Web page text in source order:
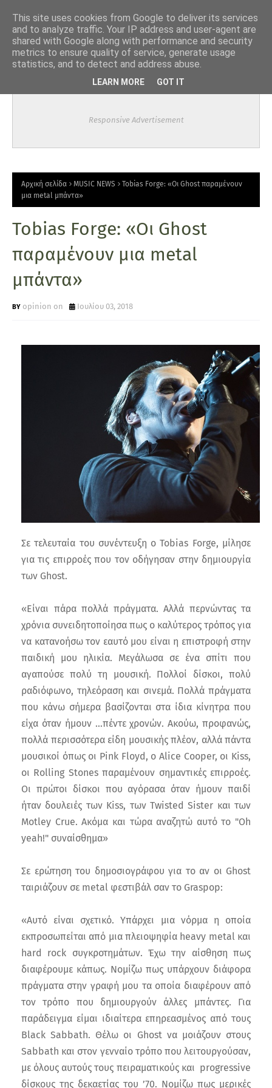
Responsive Advertisement
Αρχική σελίδα MUSIC NEWS
Tobias Forge: «Οι Ghost παραμένουν
μια metal μπάντα»
Tobias Forge: «Οι Ghost
παραμένουν μια metal
μπάντα»
opinion on Ιουλίου 03, 2018
Σε τελευταία του συνέντευξη ο Tobias Forge, μίλησε
για τις επιρροές που τον οδήγησαν στην δημιουργία
των Ghost.
«Είναι πάρα πολλά πράγματα. Αλλά περνώντας τα
χρόνια συνειδητοποίησα πως ο καλύτερος τρόπος για
να κατανοήσω τον εαυτό μου είναι η επιστροφή στην
παιδική μου ηλικία. Μεγάλωσα σε ένα σπίτι που
αγαπούσε πολύ τη μουσική. Πολλοί δίσκοι, πολύ
ραδιόφωνο, τηλεόραση και σινεμά. Πολλά πράγματα
που κάνω σήμερα βασίζονται στα ίδια κίνητρα που
είχα όταν ήμουν …πέντε χρονών. Ακούω, προφανώς,
πολλά περισσότερα είδη μουσικής πλέον, αλλά πάντα
μουσικοί όπως οι Pink Floyd, ο Alice Cooper, oι Kiss,
οι Rolling Stones παραμένουν σημαντικές επιρροές.
Οι πρώτοι δίσκοι που αγόρασα όταν ήμουν παιδί
ήταν δουλειές των Kiss, των Twisted Sister και των
Motley Crue. Ακόμα και τώρα αναζητώ αυτό το "Oh
yeah!" συναίσθημα»
Σε ερώτηση του δημοσιογράφου για το αν οι Ghost
ταιριάζουν σε metal φεστιβάλ σαν το Graspop:
«Αυτό είναι σχετικό. Yπάρχει μια νόρμα η οποία
εκπροσωπείται από μια πλειοψηφία heavy metal και
hard rock συγκροτημάτων. Έχω την αίσθηση πως
διαφέρουμε κάπως. Νομίζω πως υπάρχουν διάφορα
πράγματα στην γραφή μου τα οποία διαφέρουν από
τον τρόπο που δημιουργούν άλλες μπάντες. Για
παράδειγμα είμαι ιδιαίτερα επηρεασμένος από τους
Black Sabbath. Θέλω οι Ghost να μοιάζουν στους
Sabbath και στον γενναίο τρόπο που λειτουργούσαν,
με όλους αυτούς τους πειραματικούς και progressive
δίσκους της δεκαετίας του ’70. Νομίζω πως μερικές
This site uses cookies from Google to deliver its services
and to analyze traffic. Your IP address and user-agent are
shared with Google along with performance and security
metrics to ensure quality of service, generate usage
statistics, and to detect and address abuse.
LEARN MORE GOT IT